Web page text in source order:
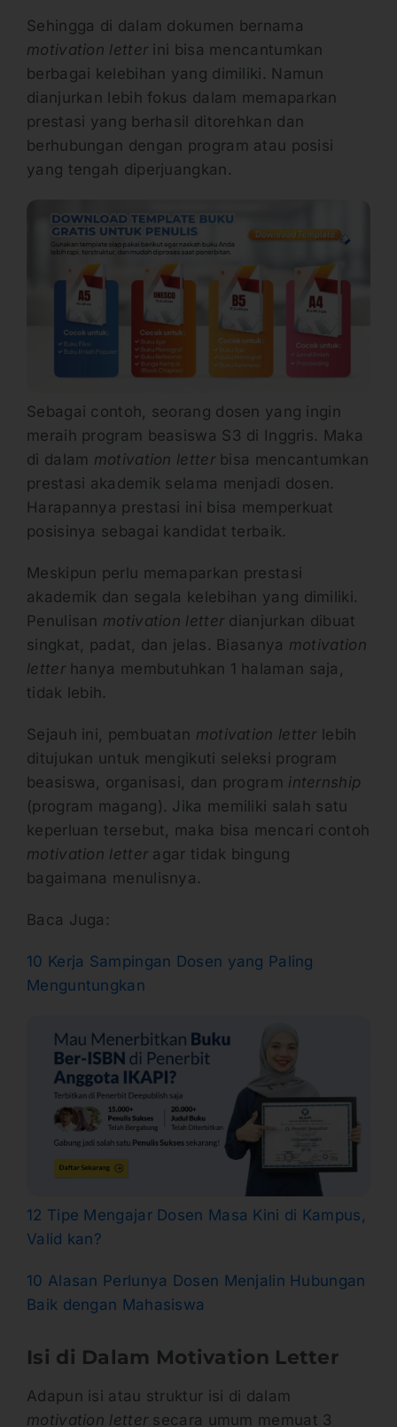
Sehingga di dalam dokumen bernama
motivation letter ini bisa mencantumkan
berbagai kelebihan yang dimiliki. Namun
dianjurkan lebih fokus dalam memaparkan
prestasi yang berhasil ditorehkan dan
berhubungan dengan program atau posisi
yang tengah diperjuangkan.
Sebagai contoh, seorang dosen yang ingin
meraih program beasiswa S3 di Inggris. Maka
di dalam motivation letter bisa mencantumkan
prestasi akademik selama menjadi dosen.
Harapannya prestasi ini bisa memperkuat
posisinya sebagai kandidat terbaik.
Meskipun perlu memaparkan prestasi
akademik dan segala kelebihan yang dimiliki.
Penulisan motivation letter dianjurkan dibuat
singkat, padat, dan jelas. Biasanya motivation
letter hanya membutuhkan 1 halaman saja,
tidak lebih.
Sejauh ini, pembuatan motivation letter lebih
ditujukan untuk mengikuti seleksi program
beasiswa, organisasi, dan program internship
(program magang). Jika memiliki salah satu
keperluan tersebut, maka bisa mencari contoh
motivation letter agar tidak bingung
bagaimana menulisnya.
Baca Juga:
10 Kerja Sampingan Dosen yang Paling
Menguntungkan
12 Tipe Mengajar Dosen Masa Kini di Kampus,
Valid kan?
10 Alasan Perlunya Dosen Menjalin Hubungan
Baik dengan Mahasiswa
Isi di Dalam Motivation Letter
Adapun isi atau struktur isi di dalam
motivation letter secara umum memuat 3